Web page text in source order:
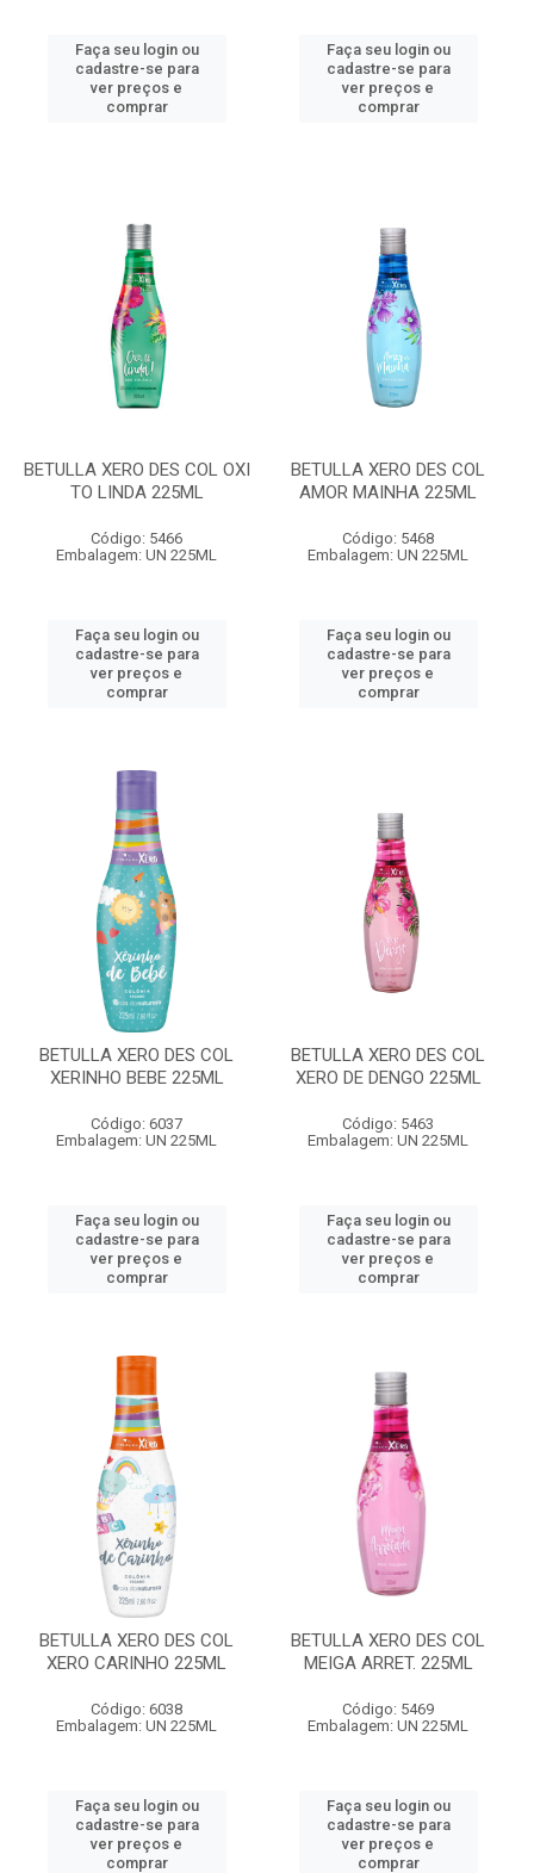
Faça seu login ou
cadastre-se para
ver preços e
comprar
Faça seu login ou
cadastre-se para
ver preços e
comprar
BETULLA XERO DES COL OXI
TO LINDA 225ML
Código: 5466
Embalagem: UN 225ML
Faça seu login ou
cadastre-se para
ver preços e
comprar
BETULLA XERO DES COL
AMOR MAINHA 225ML
Código: 5468
Embalagem: UN 225ML
Faça seu login ou
cadastre-se para
ver preços e
comprar
BETULLA XERO DES COL
XERINHO BEBE 225ML
Código: 6037
Embalagem: UN 225ML
Faça seu login ou
cadastre-se para
ver preços e
comprar
BETULLA XERO DES COL
XERO DE DENGO 225ML
Código: 5463
Embalagem: UN 225ML
Faça seu login ou
cadastre-se para
ver preços e
comprar
BETULLA XERO DES COL
XERO CARINHO 225ML
Código: 6038
Embalagem: UN 225ML
Faça seu login ou
cadastre-se para
ver preços e
comprar
BETULLA XERO DES COL
MEIGA ARRET. 225ML
Código: 5469
Embalagem: UN 225ML
Faça seu login ou
cadastre-se para
ver preços e
comprar